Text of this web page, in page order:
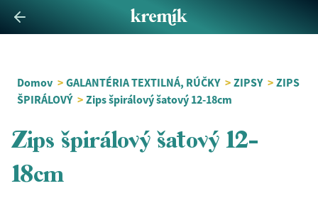
Domov > GALANTÉRIA TEXTILNÁ, RÚČKY > ZIPSY > ZIPS
ŠPIRÁLOVÝ > Zips špirálový šatový 12-18cm
Zips špirálový šatový 12-
18cm